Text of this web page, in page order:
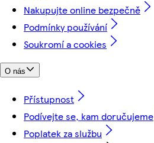
Nakupujte online bezpečně
Podmínky používání
Soukromí a cookies
O nás
Přístupnost
Podívejte se, kam doručujeme
Poplatek za službu